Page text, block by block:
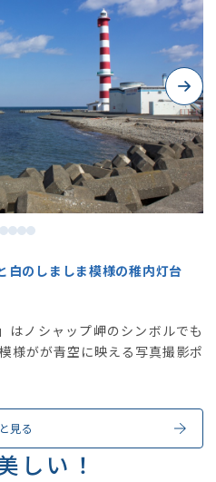
Next
白のしましま模様の稚内灯台
はノシャップ岬のシンボルでも
様がが青空に映える写真撮影ポ
見る
しい！